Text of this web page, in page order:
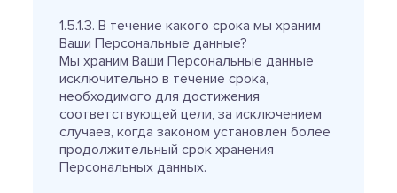
1.5.1.3. В течение какого срока мы храним
Ваши Персональные данные?
Мы храним Ваши Персональные данные
исключительно в течение срока,
необходимого для достижения
соответствующей цели, за исключением
случаев, когда законом установлен более
продолжительный срок хранения
Персональных данных.